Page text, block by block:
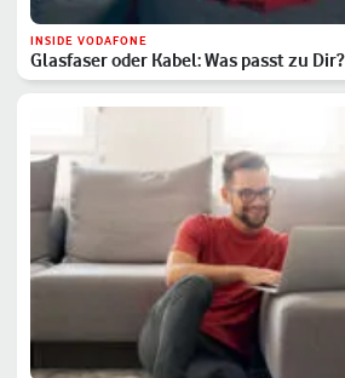
INSIDE VODAFONE
Glasfaser oder Kabel: Was passt zu Dir?